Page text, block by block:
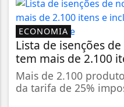
ECONOMIA
Lista de isenções
tem mais de 2.100
Mais de 2.100
da tarifa de 25%